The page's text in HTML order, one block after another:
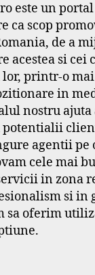
este un
ca scop
de a
acestea si cei
printr-o
in
nostru
potentialii
agentii pe
cele mai
in zona
si in
sa oferim